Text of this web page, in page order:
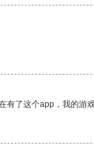
了这个app，我的游戏